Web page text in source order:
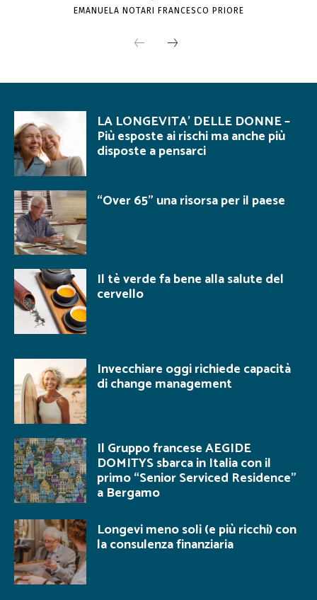
EMANUELA NOTARI FRANCESCO PRIORE
LA LONGEVITA’ DELLE DONNE –
Più esposte ai rischi ma anche più
disposte a pensarci
“Over 65” una risorsa per il paese
Il tè verde fa bene alla salute del
cervello
Invecchiare oggi richiede capacità
di change management
Il Gruppo francese AEGIDE
DOMITYS sbarca in Italia con il
primo “Senior Serviced Residence”
a Bergamo
Longevi meno soli (e più ricchi) con
la consulenza finanziaria